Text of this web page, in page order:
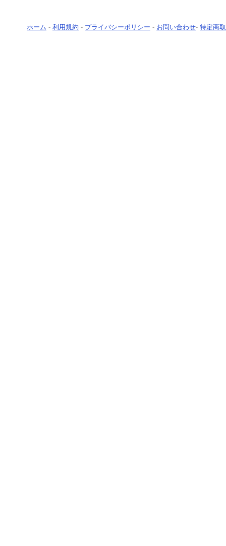
ホーム - 利用規約 - プライバシーポリシー - お問い合わせ- 特定商